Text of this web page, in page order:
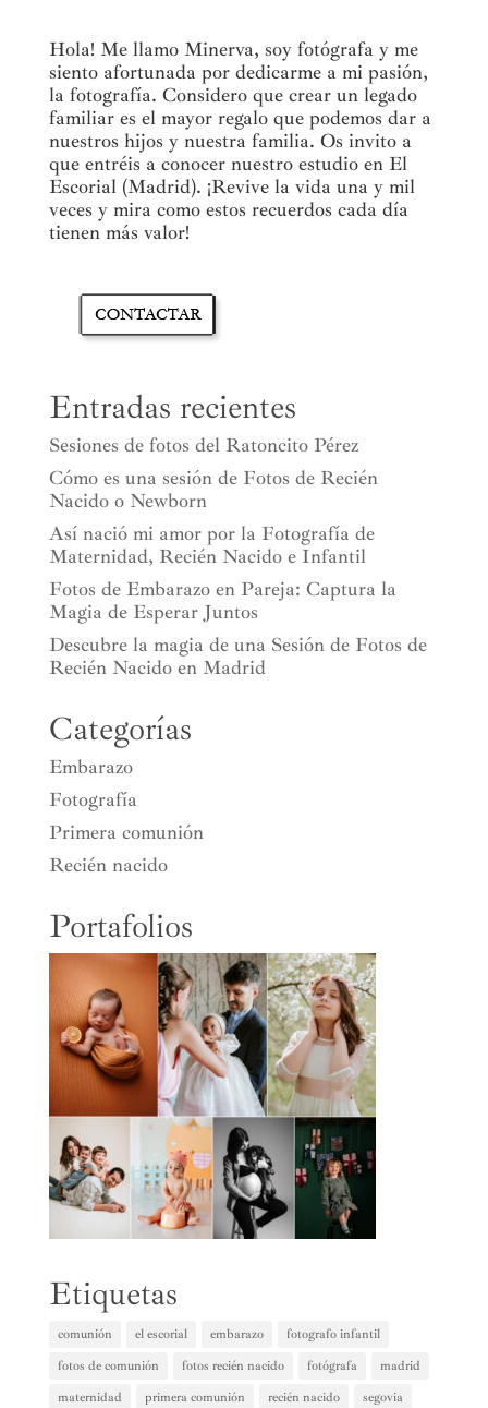
Hola! Me llamo Minerva, soy fotógrafa y me
siento afortunada por dedicarme a mi pasión,
la fotografía. Considero que crear un legado
familiar es el mayor regalo que podemos dar a
nuestros hijos y nuestra familia. Os invito a
que entréis a conocer nuestro estudio en El
Escorial (Madrid). ¡Revive la vida una y mil
veces y mira como estos recuerdos cada día
tienen más valor!
Entradas recientes
Sesiones de fotos del Ratoncito Pérez
Cómo es una sesión de Fotos de Recién
Nacido o Newborn
Así nació mi amor por la Fotografía de
Maternidad, Recién Nacido e Infantil
Fotos de Embarazo en Pareja: Captura la
Magia de Esperar Juntos
Descubre la magia de una Sesión de Fotos de
Recién Nacido en Madrid
Categorías
Embarazo
Fotografía
Primera comunión
Recién nacido
Portafolios
Etiquetas
comunión el escorial embarazo
fotografo infantil
fotos de comunión
fotos recién nacido fotógrafa
madrid
maternidad
primera comunión recién nacido
segovia